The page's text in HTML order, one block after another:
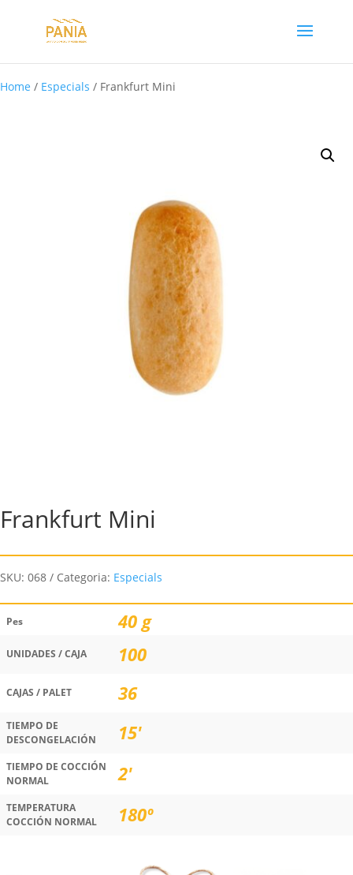
Home / Especials / Frankfurt Mini
Frankfurt Mini
SKU: 068 Categoria: Especials
Pes 40 g
UNIDADES / CAJA 100
CAJAS / PALET 36
TIEMPO DE
DESCONGELACIÓN
15'
TIEMPO DE COCCIÓN
NORMAL
2'
TEMPERATURA
COCCIÓN NORMAL
180º